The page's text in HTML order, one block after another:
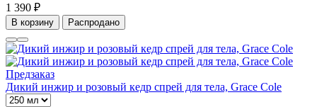
1 390 ₽
В корзину Распродано
Предзаказ
Дикий инжир и розовый кедр спрей для тела, Grace Cole